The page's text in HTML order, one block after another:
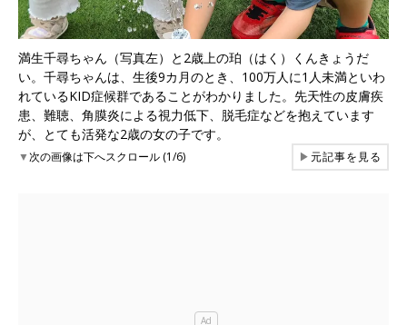
満生千尋ちゃん（写真左）と2歳上の珀（はく）くんきょうだ
い。千尋ちゃんは、生後9カ月のとき、100万人に1人未満といわ
れているKID症候群であることがわかりました。先天性の皮膚疾
患、難聴、角膜炎による視力低下、脱毛症などを抱えています
が、とても活発な2歳の女の子です。
▼次の画像は下へスクロール (1/6) ▶元記事を見る